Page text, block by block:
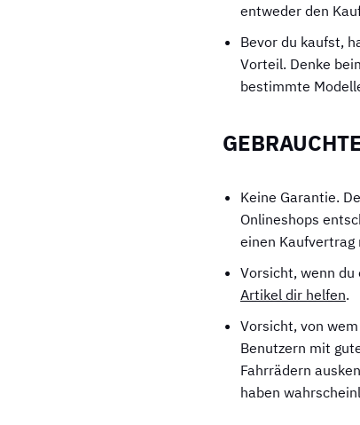
entweder den
Bevor du kaufst,
Vorteil. Denke
bestimmte
Keine Garantie.
Onlineshops
einen
Vorsicht, wenn
Artikel dir helfen.
Vorsicht, von
Benutzern mit
Fahrrädern
haben